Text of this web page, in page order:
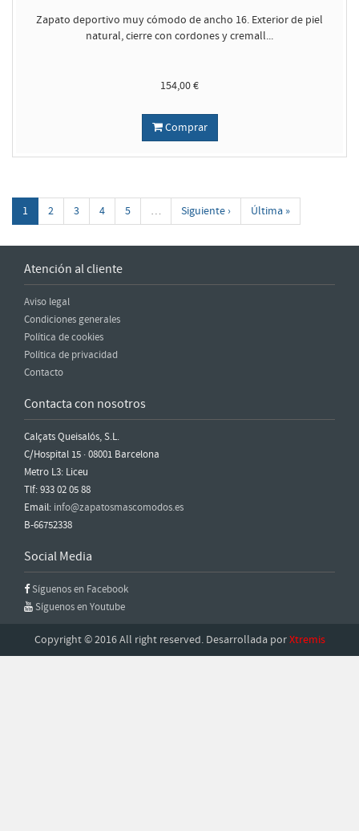
Zapato deportivo muy cómodo de ancho 16. Exterior de piel
natural, cierre con cordones y cremall...
154,00 €
Comprar
1 2 3 4 5 … Siguiente › Última »
Atención al cliente
Aviso legal
Condiciones generales
Política de cookies
Política de privacidad
Contacto
Contacta con nosotros
Calçats Queisalós, S.L.
C/Hospital 15 · 08001 Barcelona
Metro L3: Liceu
Tlf: 933 02 05 88
Email: info@zapatosmascomodos.es
B-66752338
Social Media
Síguenos en Facebook
Síguenos en Youtube
Copyright © 2016 All right reserved. Desarrollada porXtremis